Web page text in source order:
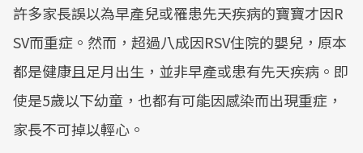
許多家長誤以為早產兒或罹患先天疾病的寶寶才因R
SV而重症。然而，超過八成因RSV住院的嬰兒，原本
都是健康且足月出生，並非早產或患有先天疾病。即
使是5歲以下幼童，也都有可能因感染而出現重症，
家長不可掉以輕心。